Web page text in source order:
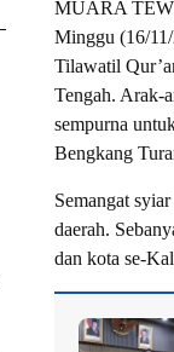
MUARA
Minggu (16/
Tilawatil
Tengah. Arak-
sempurna
Bengkang
Semangat
daerah.
dan kota se-